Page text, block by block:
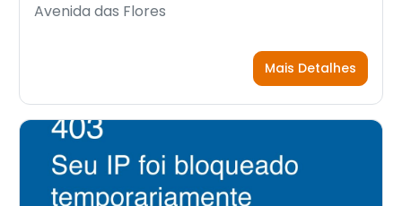
Avenida das Flores
Mais Detalhes